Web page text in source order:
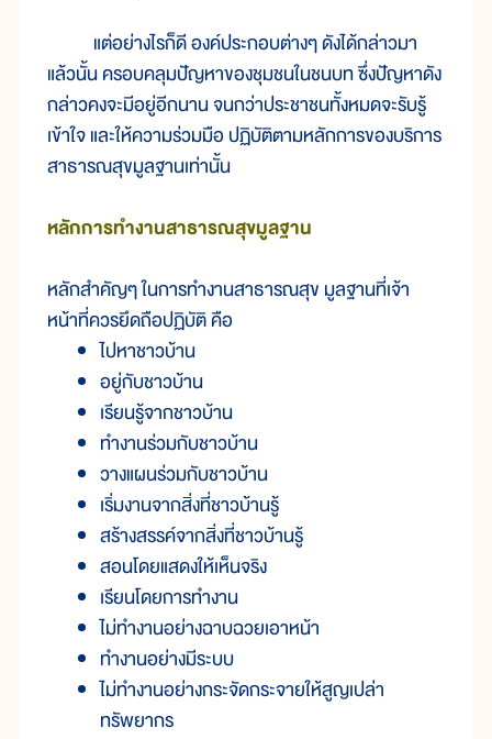
แต่อย่างไรก็ดี องค์ประกอบต่างๆ ดังได้กล่าวมา
แล้วนั้น ครอบคลุมปัญหาของชุมชนในชนบท ซึ่งปัญหาดัง
กล่าวคงจะมีอยู่อีกนาน จนกว่าประชาชนทั้งหมดจะรับรู้
เข้าใจ และให้ความร่วมมือ ปฏิบัติตามหลักการของบริการ
สาธารณสุขมูลฐานเท่านั้น
หลักการทำงานสาธารณสุขมูลฐาน
หลักสำคัญๆ ในการทำงานสาธารณสุข มูลฐานที่เจ้า
หน้าที่ควรยึดถือปฏิบัติ คือ
ไปหาชาวบ้าน
อยู่กับชาวบ้าน
เรียนรู้จากชาวบ้าน
ทำงานร่วมกับชาวบ้าน
วางแผนร่วมกับชาวบ้าน
เริ่มงานจากสิ่งที่ชาวบ้านรู้
สร้างสรรค์จากสิ่งที่ชาวบ้านรู้
สอนโดยแสดงให้เห็นจริง
เรียนโดยการทำงาน
ไม่ทำงานอย่างฉาบฉวยเอาหน้า
ทำงานอย่างมีระบบ
ไม่ทำงานอย่างกระจัดกระจายให้สูญเปล่า
ทรัพยากร